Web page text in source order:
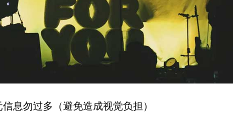
息勿过多（避免造成视觉负担）